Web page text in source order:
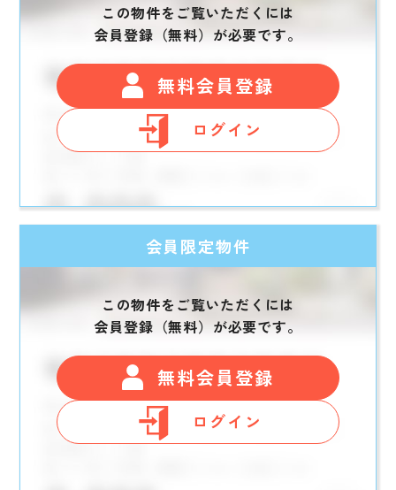
この物件をご覧いただくには
会員登録（無料）が必要です。
無料会員登録
ログイン
会員限定物件
この物件をご覧いただくには
会員登録（無料）が必要です。
無料会員登録
ログイン